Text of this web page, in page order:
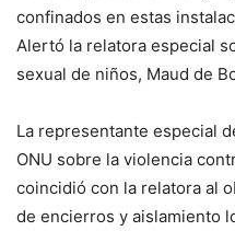
confinados en estas
Alertó la relatora especial
sexual de niños, Maud de
La representante especial
ONU sobre la violencia
coincidió con la relatora al
de encierros y aislamiento